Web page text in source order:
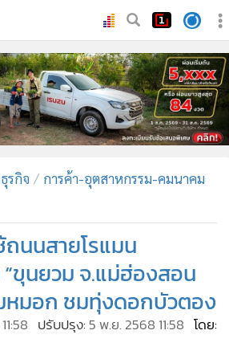
รกิจ
การค้า-อุตสาหกรรม-คมนาคม
ถนนสายโรแมน
ขุนยวม จ.แม่ฮ่องสอน
หมอก ชมทุ่งดอกบัวตอง
ปรับปรุง:5 พ.ย. 2568 11:58 โดย: